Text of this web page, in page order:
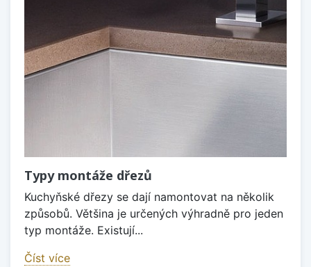
Typy montáže dřezů
Kuchyňské dřezy se dají namontovat na několik
způsobů. Většina je určených výhradně pro jeden
typ montáže. Existují...
Číst více